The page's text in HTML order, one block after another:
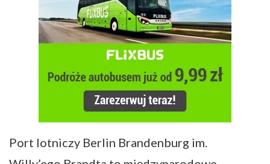
Port lotniczy Berlin Brandenburg im.